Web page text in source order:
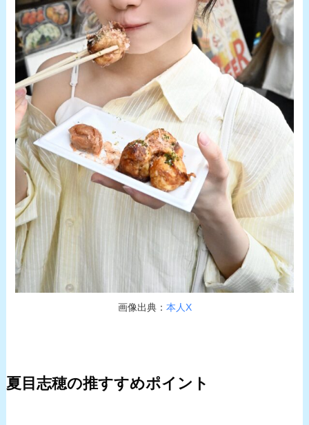
画像出典： 本人X
夏目志穂の推すすめポイント